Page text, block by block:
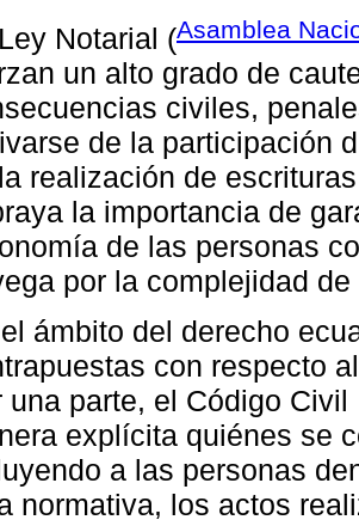
Notarial (Asamblea
un alto grado de
civiles,
de la participación
realización de
la importancia de
de las personas
por la complejidad
ámbito del derecho
con respecto
una parte, el Código
explícita quiénes se
a las personas
normativa, los actos